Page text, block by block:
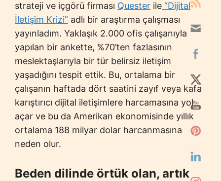
strateji ve içgörü firması Quester ile “Dijital
İletişim Krizi” adlı bir araştırma çalışması
yayınladım. Yaklaşık 2.000 ofis çalışanıyla
yapılan bir ankette, %70’ten fazlasının
meslektaşlarıyla bir tür belirsiz iletişim
yaşadığını tespit ettik. Bu, ortalama bir
çalışanın haftada dört saatini zayıf veya kafa
karıştırıcı dijital iletişimlere harcamasına yol
açar ve bu da Amerikan ekonomisinde yıllık
ortalama 188 milyar dolar harcanmasına
neden olur.
Beden dilinde örtük olan, artık